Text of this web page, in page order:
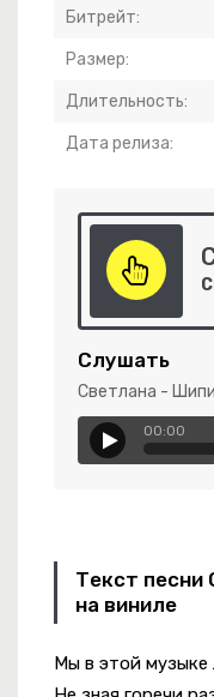
Битрейт:
Размер:
Длительность:
Дата релиза:
Слушать
Светлана -
00:00
Текст песни
на виниле
Мы в этой
Радость